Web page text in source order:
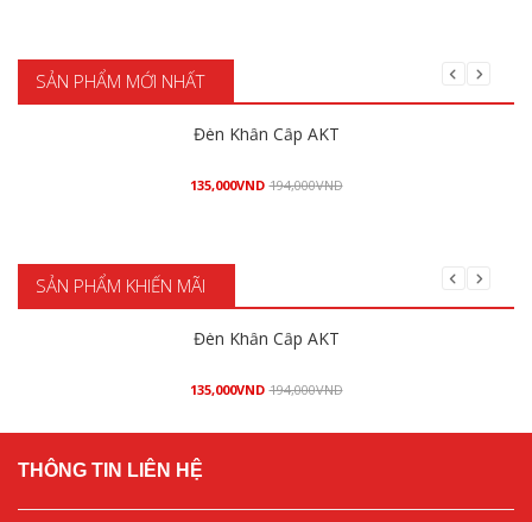
SẢN PHẨM MỚI NHẤT
Đèn Khẩn Cấp AKT
135,000VND 194,000VND
SẢN PHẨM KHIẾN MÃI
Đèn Khẩn Cấp AKT
135,000VND 194,000VND
Mua hàng
THÔNG TIN LIÊN HỆ